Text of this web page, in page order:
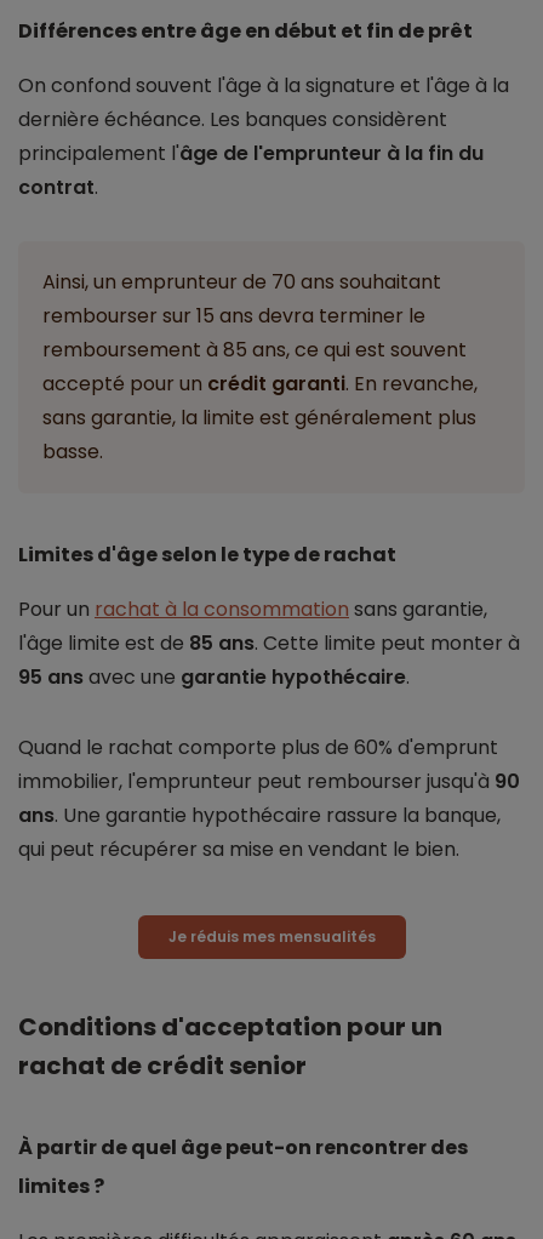
Différences entre âge en début et fin de prêt
On confond souvent l'âge à la signature et l'âge à la
dernière échéance. Les banques considèrent
principalement l'âge de l'emprunteur à la fin du
contrat.
Ainsi, un emprunteur de 70 ans souhaitant
rembourser sur 15 ans devra terminer le
remboursement à 85 ans, ce qui est souvent
accepté pour un crédit garanti. En revanche,
sans garantie, la limite est généralement plus
basse.
Limites d'âge selon le type de rachat
Pour un rachat à la consommation sans garantie,
l'âge limite est de 85 ans. Cette limite peut monter à
95 ansavec une garantie hypothécaire.
Quand le rachat comporte plus de 60% d'emprunt
immobilier, l'emprunteur peut rembourser jusqu'à 90
ans. Une garantie hypothécaire rassure la banque,
qui peut récupérer sa mise en vendant le bien.
Je réduis mes mensualités
Conditions d'acceptation pour un
rachat de crédit senior
À partir de quel âge peut-on rencontrer des
limites ?